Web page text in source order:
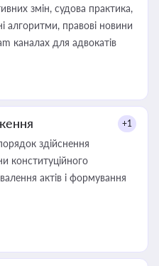
змін, судова практика,
алгоритми, правові новини
каналах для адвокатів
+1
здійснення
конституційного
актів і формування